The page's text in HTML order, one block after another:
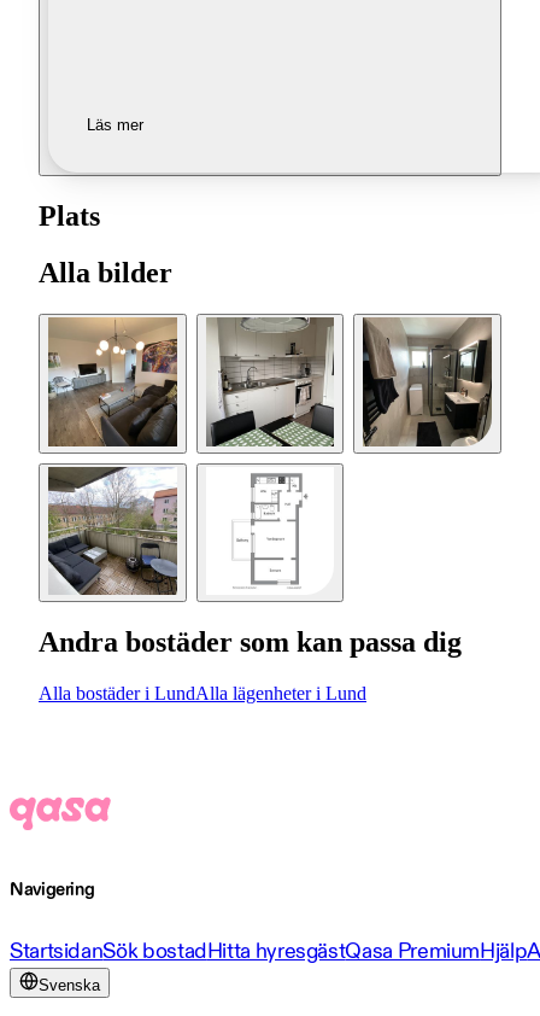
Läs mer
Plats
Alla bilder
Andra bostäder som kan passa dig
Alla bostäder i LundAlla lägenheter i Lund
Navigering
StartsidanSök bostadHitta hyresgästQasa PremiumHjälp
Svenska